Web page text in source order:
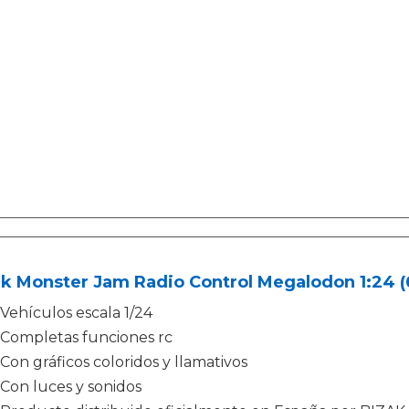
Monster Jam Radio Control Megalodon 1:24
Vehículos escala 1/24
Completas funciones rc
Con gráficos coloridos y llamativos
Con luces y sonidos